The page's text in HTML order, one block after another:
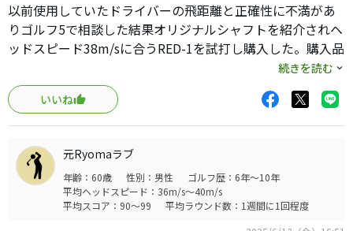
以前使用していたドライバーの飛距離と正確性に不満があ
りゴルフ5で相談した結果オリジナルシャフトを紹介されヘ
ッドスピード38m/sに合うRED-1を試打し購入した。購入品
は試打した時は気にならなかったがアドレス時にかなりの
フックフェースでコースで使用した時も左へのミスが多か
った。その後ロフトを9.75°に調整した結果方向性、弾道が
自分の理想に近づいた。今のところ飛距離は普通という感
じだがもう少し打ち込めばランの出る弾道が期待される。
右方向を嫌うプレイヤーはスタンダードのロフト、左方向
を嫌うプレイヤーはロフトを-0.75°のポジションが良いと思
う。総合的に易しいドライバーだと思う。
続きを読む
いいね
元Ryomaラブ
年齢：60歳 性別：男性
ゴルフ歴：6年～10年
平均ヘッドスピード：36m/s～40m/s
平均スコア：90～99
平均ラウンド数：1週間に1回程度